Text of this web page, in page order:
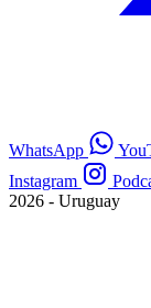
WhatsApp
Instagram
2026 - Uruguay